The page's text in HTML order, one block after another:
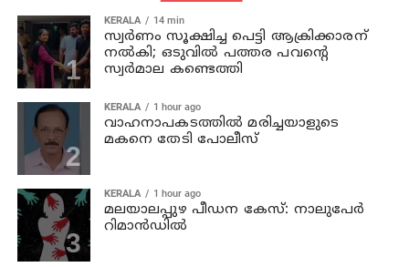
KERALA 14 min
സ്വര്‍ണം സൂക്ഷിച്ച പെട്ടി ആക്രിക്കാരന്
നല്‍കി; ഒടുവില്‍ പത്തര പവന്റെ
സ്വര്‍മാല കണ്ടെത്തി
KERALA 1 hour ago
വാഹനാപകടത്തില്‍ മരിച്ചയാളുടെ
മകനെ തേടി പോലീസ്
KERALA 1 hour ago
മലയാലപ്പുഴ പീഡന കേസ്: നാലുപേര്‍
റിമാന്‍ഡില്‍